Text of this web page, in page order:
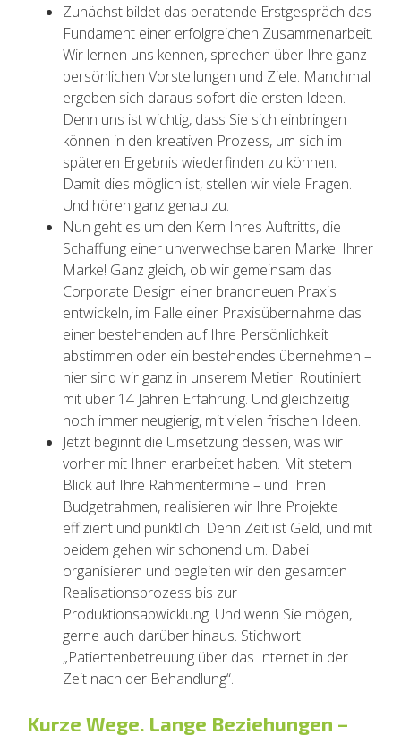
Zunächst bildet das beratende Erstgespräch das
Fundament einer erfolgreichen Zusammenarbeit.
Wir lernen uns kennen, sprechen über Ihre ganz
persönlichen Vorstellungen und Ziele. Manchmal
ergeben sich daraus sofort die ersten Ideen.
Denn uns ist wichtig, dass Sie sich einbringen
können in den kreativen Prozess, um sich im
späteren Ergebnis wiederfinden zu können.
Damit dies möglich ist, stellen wir viele Fragen.
Und hören ganz genau zu.
Nun geht es um den Kern Ihres Auftritts, die
Schaffung einer unverwechselbaren Marke. Ihrer
Marke! Ganz gleich, ob wir gemeinsam das
Corporate Design einer brandneuen Praxis
entwickeln, im Falle einer Praxisübernahme das
einer bestehenden auf Ihre Persönlichkeit
abstimmen oder ein bestehendes übernehmen –
hier sind wir ganz in unserem Metier. Routiniert
mit über 14 Jahren Erfahrung. Und gleichzeitig
noch immer neugierig, mit vielen frischen Ideen.
Jetzt beginnt die Umsetzung dessen, was wir
vorher mit Ihnen erarbeitet haben. Mit stetem
Blick auf Ihre Rahmentermine – und Ihren
Budgetrahmen, realisieren wir Ihre Projekte
effizient und pünktlich. Denn Zeit ist Geld, und mit
beidem gehen wir schonend um. Dabei
organisieren und begleiten wir den gesamten
Realisationsprozess bis zur
Produktionsabwicklung. Und wenn Sie mögen,
gerne auch darüber hinaus. Stichwort
„Patientenbetreuung über das Internet in der
Zeit nach der Behandlung“.
Kurze Wege. Lange Beziehungen –